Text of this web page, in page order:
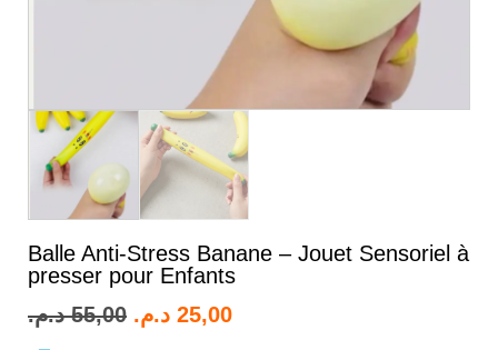
Balle Anti-Stress Banane – Jouet Sensoriel à
presser pour Enfants
55,00 د.م. 25,00 د.م.